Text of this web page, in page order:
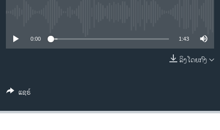
ຊີວິດຊາວລາວ
ທຸລະກິດ
ພາສາອັງກິດ
0:00 1:43
ລິງໂດຍກົງ
ແຊຣ໌